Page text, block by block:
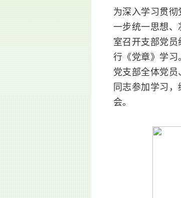
为深入学习贯
一步统一思想、
室召开支部党
行《党章》学
党支部全体党
同志参加学习
会。